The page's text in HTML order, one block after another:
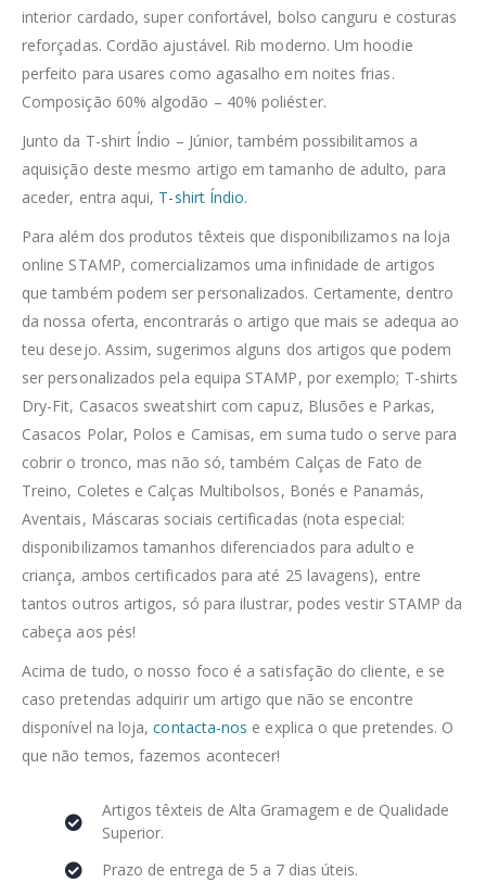
interior cardado, super confortável, bolso canguru e costuras
reforçadas. Cordão ajustável. Rib moderno. Um hoodie
perfeito para usares como agasalho em noites frias.
Composição 60% algodão – 40% poliéster.
Junto da T-shirt Índio – Júnior, também possibilitamos a
aquisição deste mesmo artigo em tamanho de adulto, para
aceder, entra aqui, T-shirt Índio.
Para além dos produtos têxteis que disponibilizamos na loja
online STAMP, comercializamos uma infinidade de artigos
que também podem ser personalizados. Certamente, dentro
da nossa oferta, encontrarás o artigo que mais se adequa ao
teu desejo. Assim, sugerimos alguns dos artigos que podem
ser personalizados pela equipa STAMP, por exemplo; T-shirts
Dry-Fit, Casacos sweatshirt com capuz, Blusões e Parkas,
Casacos Polar, Polos e Camisas, em suma tudo o serve para
cobrir o tronco, mas não só, também Calças de Fato de
Treino, Coletes e Calças Multibolsos, Bonés e Panamás,
Aventais, Máscaras sociais certificadas (nota especial:
disponibilizamos tamanhos diferenciados para adulto e
criança, ambos certificados para até 25 lavagens), entre
tantos outros artigos, só para ilustrar, podes vestir STAMP da
cabeça aos pés!
Acima de tudo, o nosso foco é a satisfação do cliente, e se
caso pretendas adquirir um artigo que não se encontre
disponível na loja,contacta-nos e explica o que pretendes. O
que não temos, fazemos acontecer!
Artigos têxteis de Alta Gramagem e de Qualidade
Superior.
Prazo de entrega de 5 a 7 dias úteis.